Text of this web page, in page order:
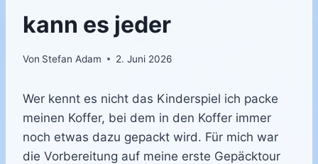
kann es jeder
Von Stefan Adam 2. Juni 2026
Wer kennt es nicht das Kinderspiel ich packe
meinen Koffer, bei dem in den Koffer immer
noch etwas dazu gepackt wird. Für mich war
die Vorbereitung auf meine erste Gepäcktour